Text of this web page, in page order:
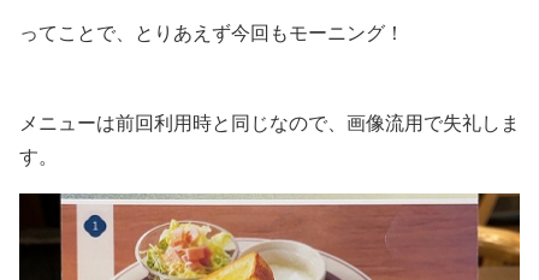
ってことで、とりあえず今回もモーニング！
メニューは前回利用時と同じなので、画像流用で失礼しま
す。